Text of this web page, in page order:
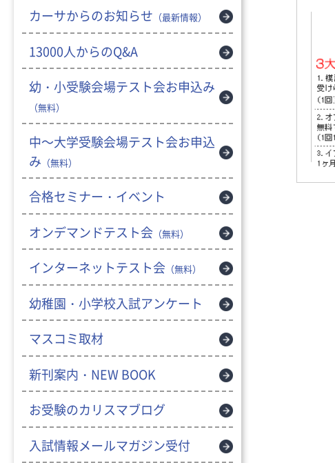
カーサからのお知らせ （最新情報）
13000人からのQ&A
幼・小受験会場テスト会お申込み
（無料）
中～大学受験会場テスト会お申込
み （無料）
合格セミナー・イベント
オンデマンドテスト会 （無料）
インターネットテスト会 （無料）
幼稚園・小学校入試アンケート
マスコミ取材
新刊案内・NEW BOOK
お受験のカリスマブログ
入試情報メールマガジン受付